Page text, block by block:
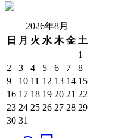
2026年8月
日
月 火 水 木 金 土
1
2
3 4 5 6 7
8
9
10 11 12 13 14 15
16 17 18 19 20 21 22
23 24 25 26 27 28 29
30 31